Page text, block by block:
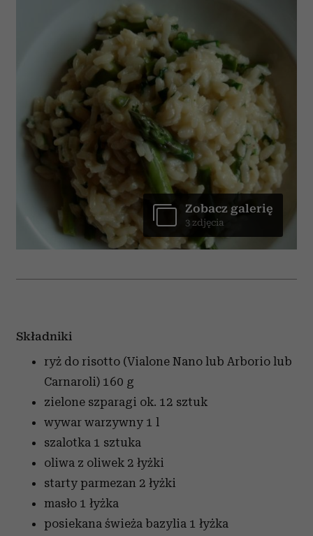
Zobacz galerię
3 zdjęcia
Składniki
ryż do risotto (Vialone Nano lub Arborio lub
Carnaroli) 160 g
zielone szparagi ok. 12 sztuk
wywar warzywny 1 l
szalotka 1 sztuka
oliwa z oliwek 2 łyżki
starty parmezan 2 łyżki
masło 1 łyżka
posiekana świeża bazylia 1 łyżka